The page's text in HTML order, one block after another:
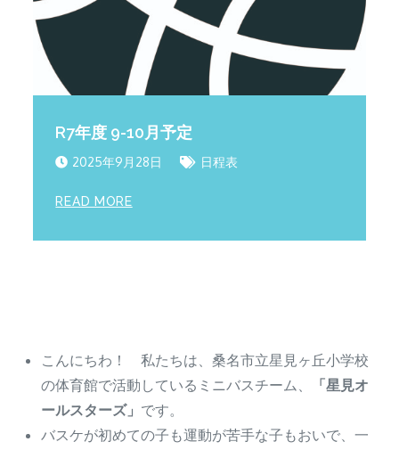
R7年度 9-10月予定
2025年9月28日 日程表
READ MORE
こんにちわ！ 私たちは、桑名市立星見ヶ丘小学校
の体育館で活動しているミニバスチーム、
「星見オ
ールスターズ」 です。
バスケが初めての子も運動が苦手な子もおいで、一